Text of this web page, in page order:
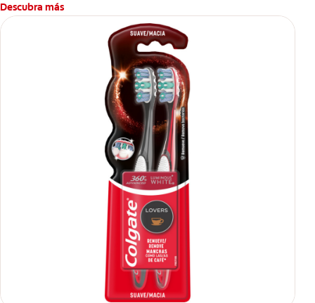
Descubra más